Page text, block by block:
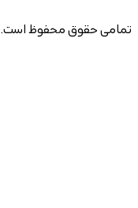
تمامی حقوق محفوظ است.